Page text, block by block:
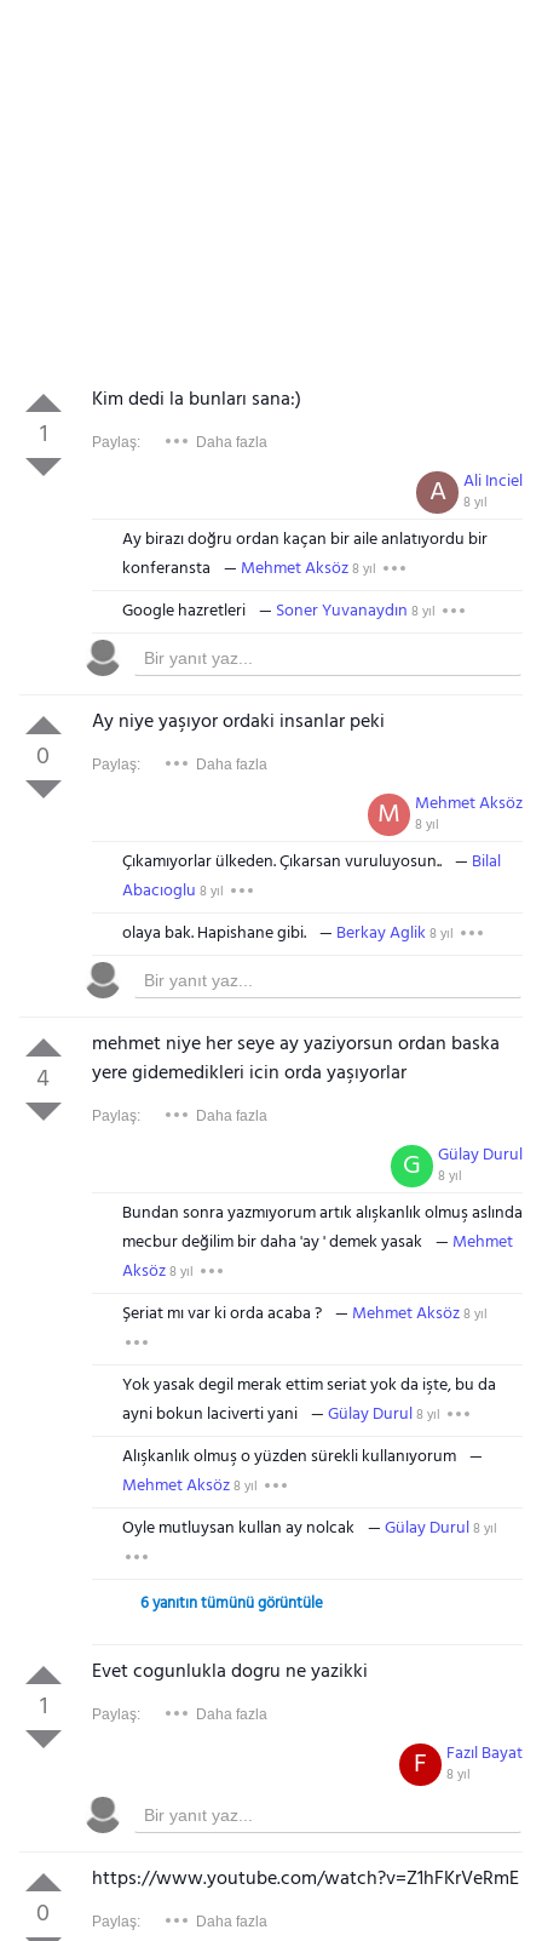
1
Kim dedi la bunları sana:)
Paylaş: Daha fazla
Ali Inciel
8 yıl
A
Ay birazı doğru ordan kaçan bir aile anlatıyordu bir
konferansta
Mehmet Aksöz8 yıl
Google hazretleri Soner Yuvanaydın 8 yıl
0
Ay niye yaşıyor ordaki insanlar peki
Paylaş: Daha fazla
Mehmet Aksöz
8 yıl
M
Çıkamıyorlar ülkeden. Çıkarsan vuruluyosun..
Bilal
Abacıoglu 8 yıl
olaya bak. Hapishane gibi. Berkay Aglik 8 yıl
4
mehmet niye her seye ay yaziyorsun ordan baska
yere gidemedikleri icin orda yaşıyorlar
Paylaş: Daha fazla
Gülay Durul
8 yıl
G
Bundan sonra yazmıyorum artık alışkanlık olmuş aslında
mecbur değilim bir daha 'ay ' demek yasak
Mehmet
Aksöz8 yıl
Şeriat mı var ki orda acaba ? Mehmet Aksöz8 yıl
Yok yasak degil merak ettim seriat yok da işte, bu da
ayni bokun laciverti yani
Gülay Durul8 yıl
Alışkanlık olmuş o yüzden sürekli kullanıyorum
Mehmet Aksöz8 yıl
Oyle mutluysan kullan ay nolcak Gülay Durul8 yıl
6 yanıtın tümünü görüntüle
1
Evet cogunlukla dogru ne yazikki
Paylaş: Daha fazla
Fazıl Bayat
8 yıl
F
0
https://www.youtube.com/watch?v=Z1hFKrVeRmE
Paylaş: Daha fazla